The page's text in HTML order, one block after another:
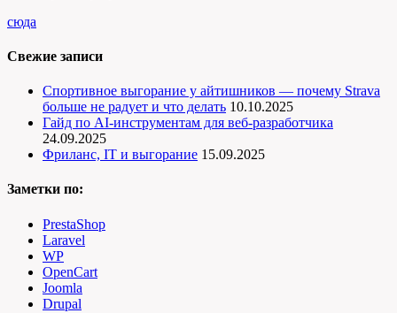
сюда
Свежие записи
Спортивное выгорание у айтишников — почему Strava
больше не радует и что делать 10.10.2025
Гайд по AI-инструментам для веб-разработчика
24.09.2025
Фриланс, IT и выгорание 15.09.2025
Заметки по:
PrestaShop
Laravel
WP
OpenCart
Joomla
Drupal